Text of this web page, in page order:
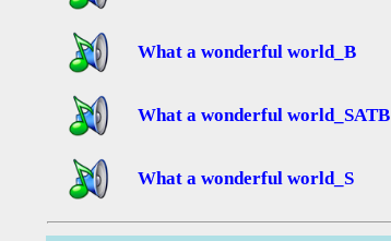
What a wonderful world_B
What a wonderful world_SATB
What a wonderful world_S